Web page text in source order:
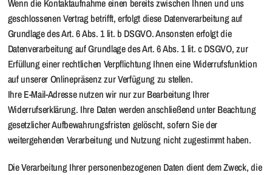
Wenn die Kontaktaufnahme einen bereits zwischen Ihnen und uns
geschlossenen Vertrag betrifft, erfolgt diese Datenverarbeitung auf
Grundlage des Art. 6 Abs. 1 lit. b DSGVO. Ansonsten erfolgt die
Datenverarbeitung auf Grundlage des Art. 6 Abs. 1 lit. c DSGVO, zur
Erfüllung einer rechtlichen Verpflichtung Ihnen eine Widerrufsfunktion
auf unserer Onlinepräsenz zur Verfügung zu stellen.
Ihre E-Mail-Adresse nutzen wir nur zur Bearbeitung Ihrer
Widerrufserklärung. Ihre Daten werden anschließend unter Beachtung
gesetzlicher Aufbewahrungsfristen gelöscht, sofern Sie der
weitergehenden Verarbeitung und Nutzung nicht zugestimmt haben.
Die Verarbeitung Ihrer personenbezogenen Daten dient dem Zweck, die